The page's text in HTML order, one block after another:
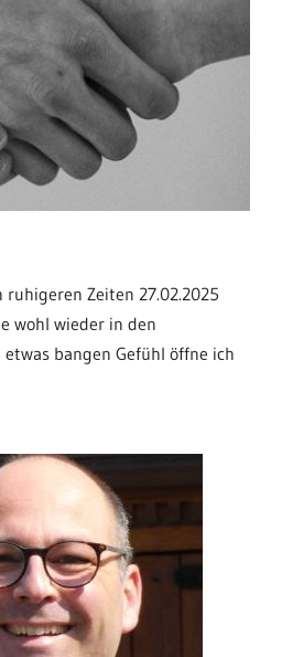
ruhigeren Zeiten 27.02.2025
wohl wieder in den
bangen Gefühl öffne ich